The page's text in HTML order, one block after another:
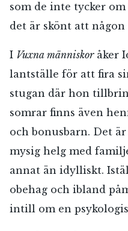
som de inte tycker
det är skönt att
I Vuxna människoråker
lantställe för att fira
stugan där hon
somrar finns även
och bonusbarn. Det
mysig helg med
annat än idylliskt.
obehag och ibland
intill om en